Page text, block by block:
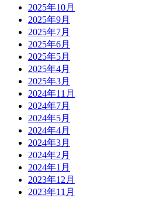
2025年10月
2025年9月
2025年7月
2025年6月
2025年5月
2025年4月
2025年3月
2024年11月
2024年7月
2024年5月
2024年4月
2024年3月
2024年2月
2024年1月
2023年12月
2023年11月